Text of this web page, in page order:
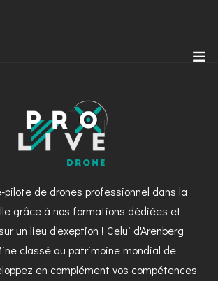
pilote de drones professionnel dans la
grâce à nos formations dédiées et
un lieu d'exeption ! Celui d'Arenberg
classé au patrimoine mondial de
en complément vos compétences